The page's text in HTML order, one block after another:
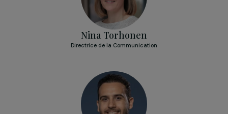
Murielle Ducloux
Directrice Groupe Merchandising et Marketing Produits